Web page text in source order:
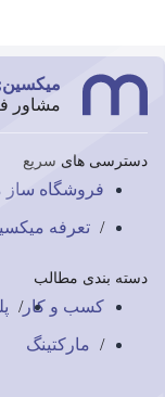
مشاور
دسترسی های سریع
فروشگاه ساز
تعرفه
دسته بندی مطالب
کسب و کار
مارکتینگ